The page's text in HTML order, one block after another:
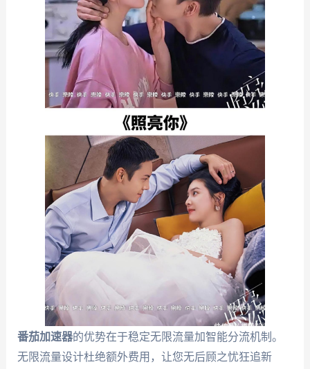
番茄加速器的优势在于稳定无限流量加智能分流机制。
无限流量设计杜绝额外费用，让您无后顾之忧狂追新